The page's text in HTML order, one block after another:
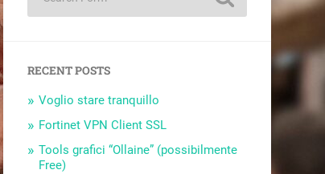
RECENT POSTS
Voglio stare tranquillo
Fortinet VPN Client SSL
Tools grafici “Ollaine” (possibilmente
Free)